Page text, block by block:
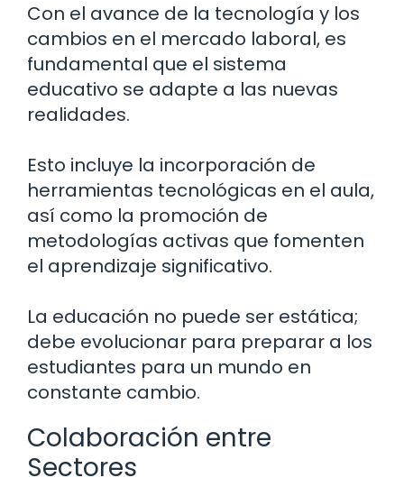
Con el avance de la tecnología y los
cambios en el mercado laboral, es
fundamental que el sistema
educativo se adapte a las nuevas
realidades.
Esto incluye la incorporación de
herramientas tecnológicas en el aula,
así como la promoción de
metodologías activas que fomenten
el aprendizaje significativo.
La educación no puede ser estática;
debe evolucionar para preparar a los
estudiantes para un mundo en
constante cambio.
Colaboración entre
Sectores